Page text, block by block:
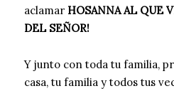
aclamar HOSANNA AL QUE
DEL SEÑOR!
Y junto con toda tu familia,
casa, tu familia y todos tus